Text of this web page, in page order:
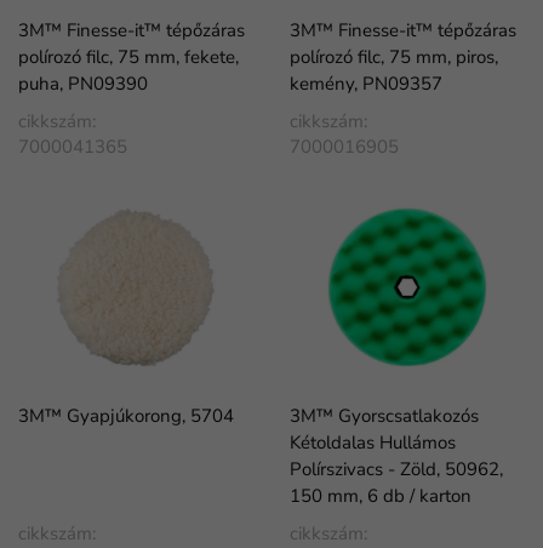
3M™ Finesse-it™ tépőzáras
polírozó filc, 75 mm, fekete,
puha, PN09390
cikkszám:
7000041365
3M™ Finesse-it™ tépőzáras
polírozó filc, 75 mm, piros,
kemény, PN09357
cikkszám:
7000016905
3M™ Gyapjúkorong, 5704
cikkszám:
3M™ Gyorscsatlakozós
Kétoldalas Hullámos
Polírszivacs - Zöld, 50962,
150 mm, 6 db / karton
cikkszám: